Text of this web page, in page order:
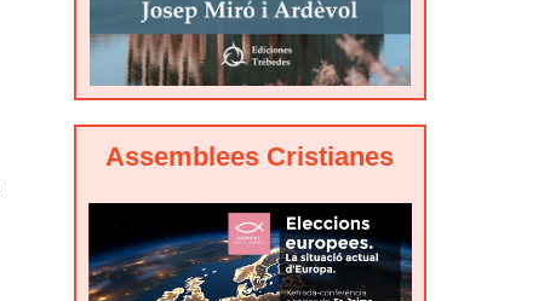
Assemblees Cristianes